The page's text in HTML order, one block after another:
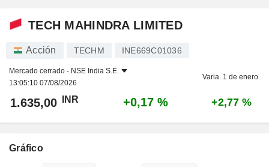
TECH MAHINDRA LIMITED
Acción TECHM INE669C01036
Mercado cerrado - NSE India S.E.
13:05:10 07/08/2026
Varia. 1 de enero.
1.635,00 INR +0,17 % +2,77 %
Gráfico